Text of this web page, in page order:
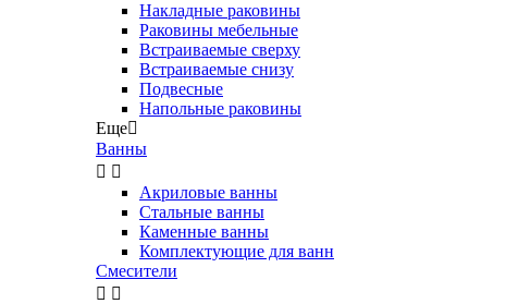
Накладные раковины
Раковины мебельные
Встраиваемые сверху
Встраиваемые снизу
Подвесные
Напольные раковины
Еще
Ванны
 
Акриловые ванны
Стальные ванны
Каменные ванны
Комплектующие для ванн
Смесители
 